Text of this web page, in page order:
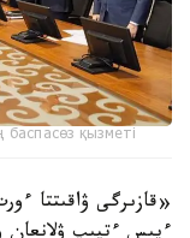
баспасөз қызметі